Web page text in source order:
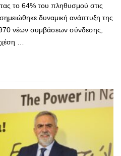
το 64% του πληθυσμού στις
δυναμική ανάπτυξη της
νέων συμβάσεων σύνδεσης,
…